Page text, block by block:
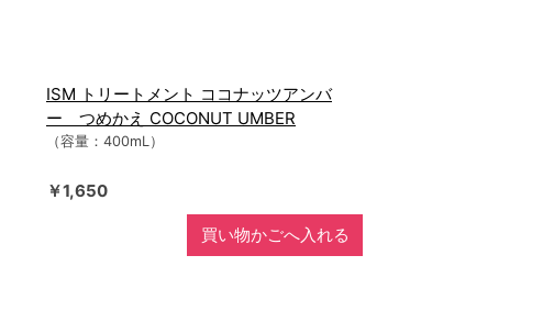
ISM トリートメント ココナッツアンバ
ー つめかえ COCONUT UMBER
（容量：400mL）
￥1,650
買い物かごへ入れる